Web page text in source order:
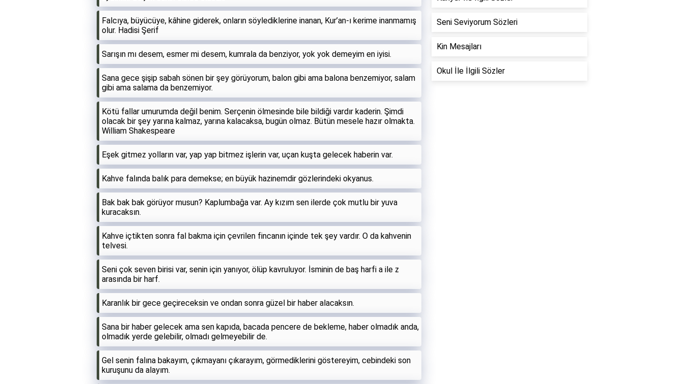
Falcıya, büyücüye, kâhine giderek, onların söylediklerine inanan, Kur’an-ı kerime inanmamış
olur. Hadisi Şerif
Sarışın mı desem, esmer mi desem, kumrala da benziyor, yok yok demeyim en iyisi.
Sana gece şişip sabah sönen bir şey görüyorum, balon gibi ama balona benzemiyor, salam
gibi ama salama da benzemiyor.
Kötü fallar umurumda değil benim. Serçenin ölmesinde bile bildiği vardır kaderin. Şimdi
olacak bir şey yarına kalmaz, yarına kalacaksa, bugün olmaz. Bütün mesele hazır olmakta.
William Shakespeare
Eşek gitmez yolların var, yap yap bitmez işlerin var, uçan kuşta gelecek haberin var.
Kahve falında balık para demekse; en büyük hazinemdir gözlerindeki okyanus.
Bak bak bak görüyor musun? Kaplumbağa var. Ay kızım sen ilerde çok mutlu bir yuva
kuracaksın.
Kahve içtikten sonra fal bakma için çevrilen fincanın içinde tek şey vardır. O da kahvenin
telvesi.
Seni çok seven birisi var, senin için yanıyor, ölüp kavruluyor. İsminin de baş harfi a ile z
arasında bir harf.
Karanlık bir gece geçireceksin ve ondan sonra güzel bir haber alacaksın.
Sana bir haber gelecek ama sen kapıda, bacada pencere de bekleme, haber olmadık anda,
olmadık yerde gelebilir, olmadı gelmeyebilir de.
Gel senin falına bakayım, çıkmayanı çıkarayım, görmediklerini göstereyim, cebindeki son
kuruşunu da alayım.
Seni Seviyorum Sözleri
Kin Mesajları
Okul İle İlgili Sözler